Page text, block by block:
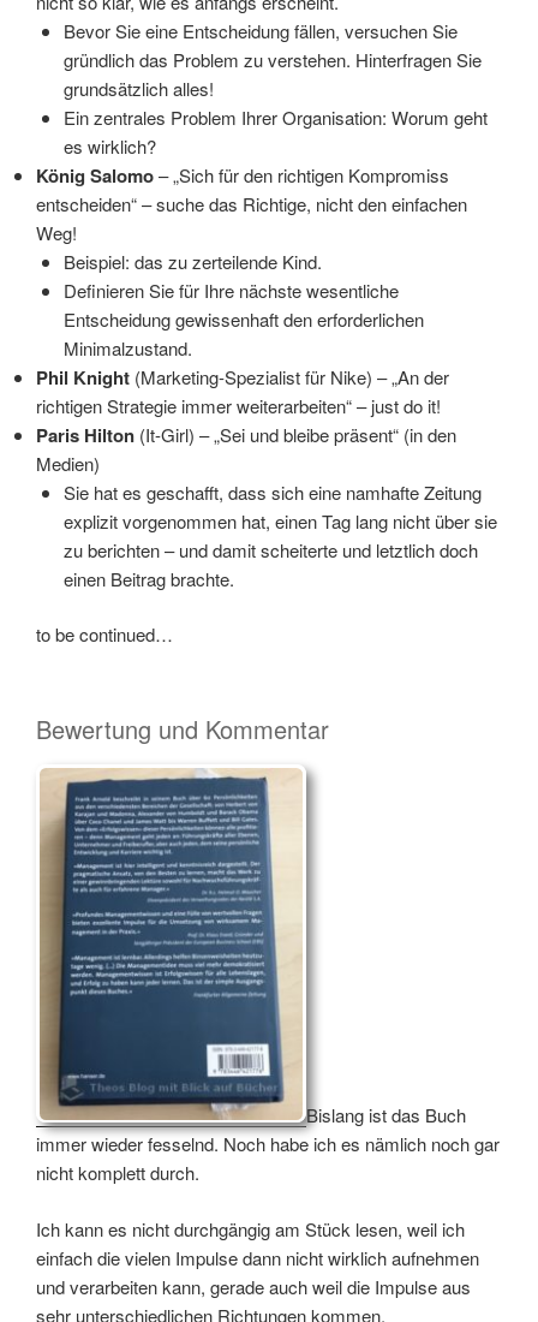
Bevor Sie eine Entscheidung fällen, versuchen Sie
gründlich das Problem zu verstehen. Hinterfragen Sie
grundsätzlich alles!
Ein zentrales Problem Ihrer Organisation: Worum geht
es wirklich?
König Salomo– „Sich für den richtigen Kompromiss
entscheiden“ – suche das Richtige, nicht den einfachen
Weg!
Beispiel: das zu zerteilende Kind.
Definieren Sie für Ihre nächste wesentliche
Entscheidung gewissenhaft den erforderlichen
Minimalzustand.
Phil Knight (Marketing-Spezialist für Nike) – „An der
richtigen Strategie immer weiterarbeiten“ – just do it!
Paris Hilton (It-Girl) – „Sei und bleibe präsent“ (in den
Medien)
Sie hat es geschafft, dass sich eine namhafte Zeitung
explizit vorgenommen hat, einen Tag lang nicht über sie
zu berichten – und damit scheiterte und letztlich doch
einen Beitrag brachte.
to be continued…
Bewertung und Kommentar
Bislang ist das Buch
immer wieder fesselnd. Noch habe ich es nämlich noch gar
nicht komplett durch.
Ich kann es nicht durchgängig am Stück lesen, weil ich
einfach die vielen Impulse dann nicht wirklich aufnehmen
und verarbeiten kann, gerade auch weil die Impulse aus
sehr unterschiedlichen Richtungen kommen.